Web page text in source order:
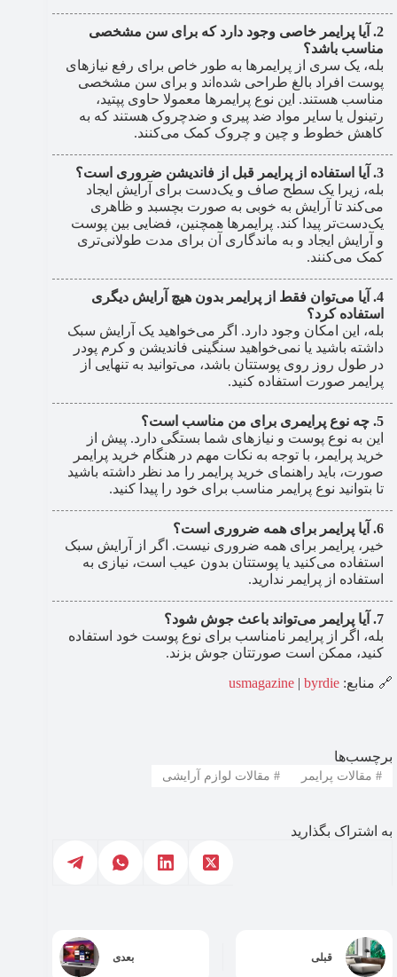
آیا پرایمر خاصی وجود دارد که برای سن مشخصی
مناسب باشد؟
بله، یک سری از پرایمرها به طور خاص برای رفع نیازهای
پوست افراد بالغ طراحی شده‌اند و برای سن مشخصی
مناسب هستند. این نوع پرایمرها معمولا حاوی پپتید،
رتینول یا سایر مواد ضد پیری و ضدچروک هستند که به
کاهش خطوط و چین و چروک کمک می‌کنند.
آیا استفاده از پرایمر قبل از فاندیشن ضروری است؟
بله، زیرا یک سطح صاف و یک‌دست برای آرایش ایجاد
می‌کند تا آرایش به خوبی به صورت بچسبد و ظاهری
یک‌دست‌تر پیدا کند. پرایمرها همچنین، فضایی بین پوست
و آرایش ایجاد و به ماندگاری آن برای مدت طولانی‌تری
کمک می‌کنند.
آیا می‌توان فقط از پرایمر بدون هیچ آرایش دیگری
استفاده کرد؟
بله، این امکان وجود دارد. اگر می‌خواهید یک آرایش سبک
داشته باشید یا نمی‌خواهید سنگینی فاندیشن و کرم پودر
در طول روز روی پوستتان باشد، می‌توانید به تنهایی از
پرایمر صورت استفاده کنید.
چه نوع پرایمری برای من مناسب است؟
این به نوع پوست و نیازهای شما بستگی دارد. پیش از
خرید پرایمر، با توجه به نکات مهم در هنگام خرید پرایمر
صورت، باید راهنمای خرید پرایمر را مد نظر داشته باشید
تا بتوانید نوع پرایمر مناسب برای خود را پیدا کنید.
آیا پرایمر برای همه ضروری است؟
خیر، پرایمر برای همه ضروری نیست. اگر از آرایش سبک
استفاده می‌کنید یا پوستتان بدون عیب است، نیازی به
استفاده از پرایمر ندارید.
آیا پرایمر می‌تواند باعث جوش شود؟
بله، اگر از پرایمر نامناسب برای نوع پوست خود استفاده
کنید، ممکن است صورتتان جوش بزند.
🔗 منابع:
usmagazine | byrdie
برچسب‌ها
#مقالات پرایمر #مقالات لوازم آرایشی
به اشتراک بگذارید
قبلی بعدی